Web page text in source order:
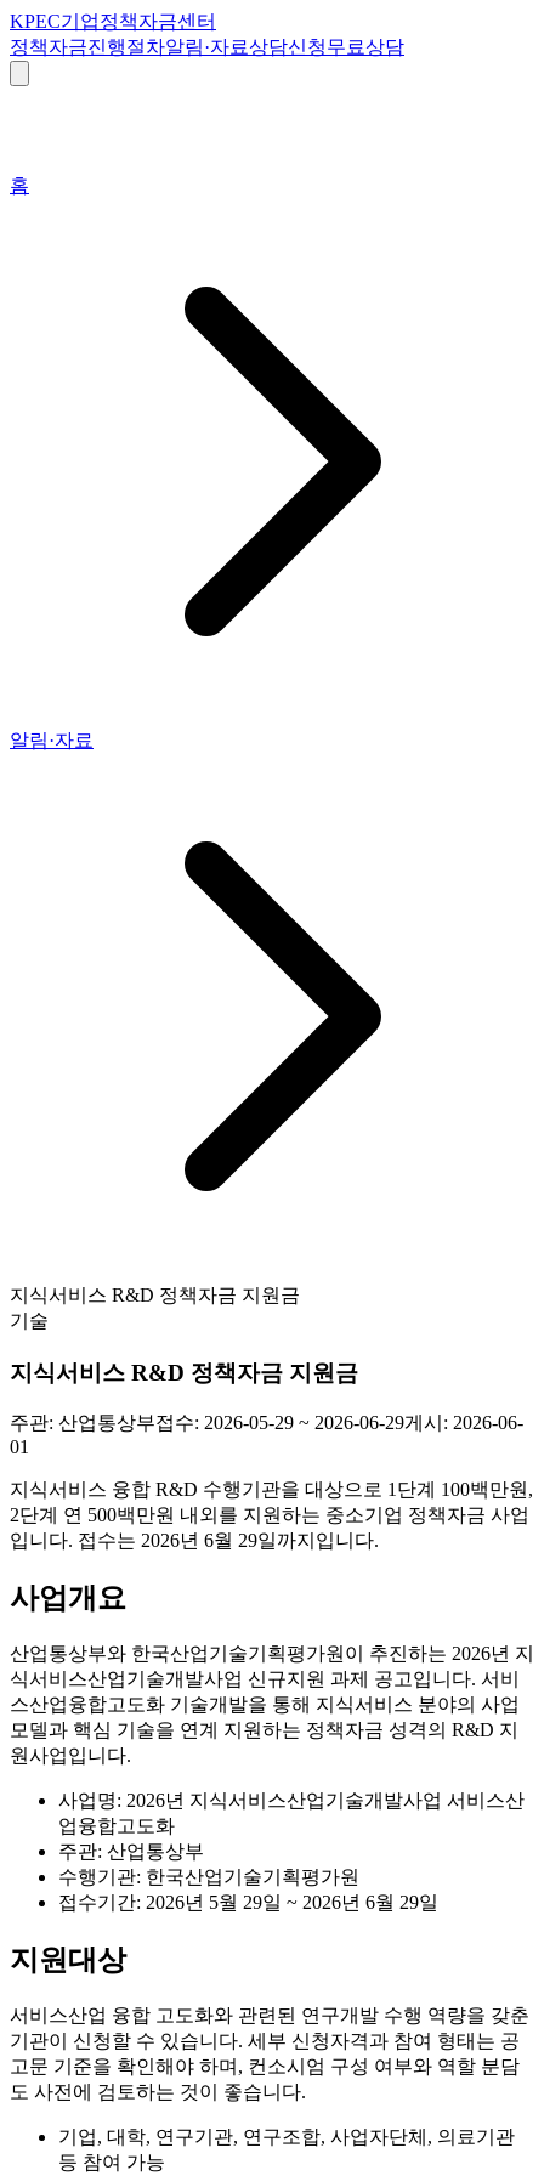
KPEC기업정책자금센터
정책자금진행절차알림·자료상담신청무료상담
홈
알림·자료
지식서비스 R&D 정책자금 지원금
기술
지식서비스 R&D 정책자금 지원금
주관: 산업통상부접수: 2026-05-29 ~ 2026-06-29게시: 2026-06-
01
지식서비스 융합 R&D 수행기관을 대상으로 1단계 100백만원,
2단계 연 500백만원 내외를 지원하는 중소기업 정책자금 사업
입니다. 접수는 2026년 6월 29일까지입니다.
사업개요
산업통상부와 한국산업기술기획평가원이 추진하는 2026년 지
식서비스산업기술개발사업 신규지원 과제 공고입니다. 서비
스산업융합고도화 기술개발을 통해 지식서비스 분야의 사업
모델과 핵심 기술을 연계 지원하는 정책자금 성격의 R&D 지
원사업입니다.
사업명: 2026년 지식서비스산업기술개발사업 서비스산
업융합고도화
주관: 산업통상부
수행기관: 한국산업기술기획평가원
접수기간: 2026년 5월 29일 ~ 2026년 6월 29일
지원대상
서비스산업 융합 고도화와 관련된 연구개발 수행 역량을 갖춘
기관이 신청할 수 있습니다. 세부 신청자격과 참여 형태는 공
고문 기준을 확인해야 하며, 컨소시엄 구성 여부와 역할 분담
도 사전에 검토하는 것이 좋습니다.
기업, 대학, 연구기관, 연구조합, 사업자단체, 의료기관
등 참여 가능